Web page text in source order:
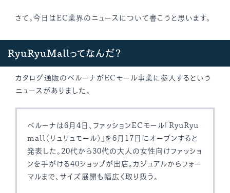
さて。今日はEC業界のニュースについて書こうと思います。
RyuRyuMallってなんだ？
カタログ通販のベルーナがECモール事業に参入するという
ニュースがありました。
ベルーナは6月4日、ファッションECモール「RyuRyu
mall（リュリュモール）」を6月17日にオープンすると
発表した。20代から30代の大人の女性向けファッショ
ンを手がける40ショップが出店。カジュアルからフォー
マルまで、サイズ展開も幅広く取り扱う。